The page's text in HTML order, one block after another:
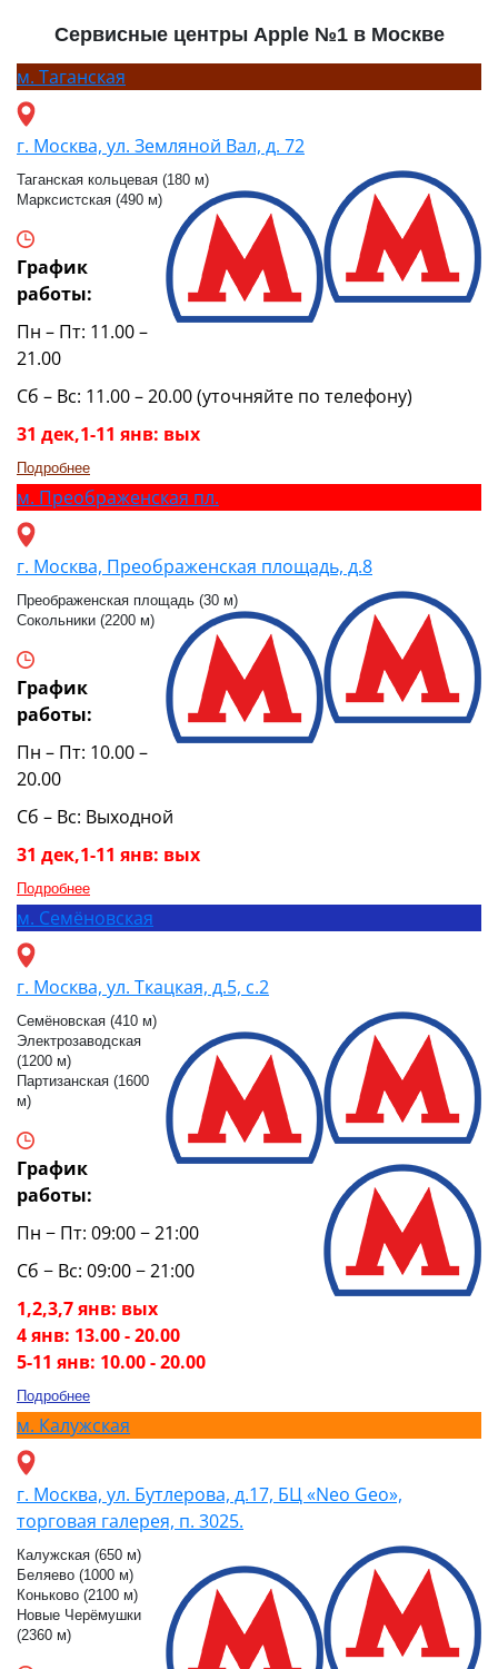
Сервисные центры Apple №1 в Москве
м. Таганская
г. Москва, ул. Земляной Вал, д. 72
Таганская кольцевая (180 м)
Марксистская (490 м)
График
работы:
Пн – Пт: 11.00 –
21.00
Сб – Вс: 11.00 – 20.00 (уточняйте по телефону)
31 дек,1-11 янв: вых
Подробнее
м. Преображенская пл.
г. Москва, Преображенская площадь, д.8
Преображенская площадь (30 м)
Сокольники (2200 м)
График
работы:
Пн – Пт: 10.00 –
20.00
Сб – Вс: Выходной
31 дек,1-11 янв: вых
Подробнее
м. Семёновская
г. Москва, ул. Ткацкая, д.5, с.2
Семёновская (410 м)
Электрозаводская
(1200 м)
Партизанская (1600
м)
График
работы:
Пн − Пт: 09:00 − 21:00
Сб − Вс: 09:00 − 21:00
1,2,3,7 янв: вых
4 янв: 13.00 - 20.00
5-11 янв: 10.00 - 20.00
Подробнее
м. Калужская
г. Москва, ул. Бутлерова, д.17, БЦ «Neo Geo»,
торговая галерея, п. 3025.
Калужская (650 м)
Беляево (1000 м)
Коньково (2100 м)
Новые Черёмушки
(2360 м)